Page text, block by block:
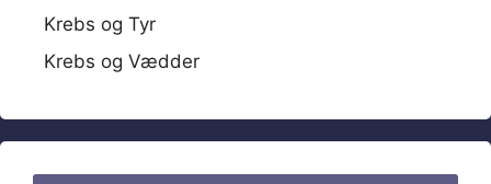
Krebs og Tyr
Krebs og Vædder